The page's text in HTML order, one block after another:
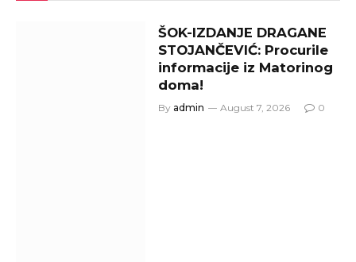
ŠOK-IZDANJE DRAGANE
STOJANČEVIĆ: Procurile
informacije iz Matorinog
doma!
By admin August 7, 2026 0